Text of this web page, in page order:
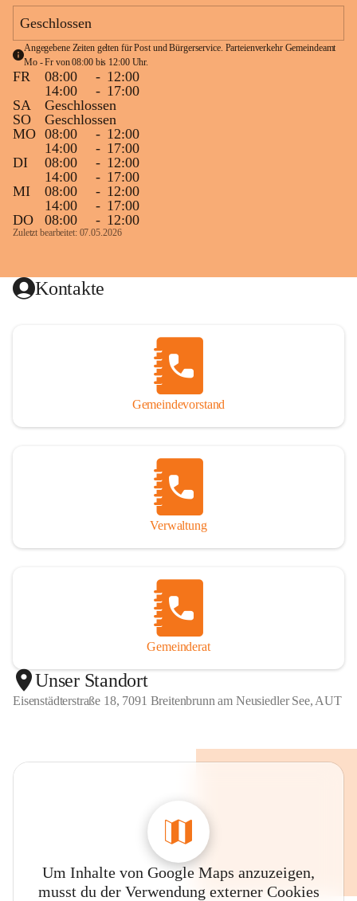
Geschlossen
Angegebene Zeiten gelten für Post und Bürgerservice. Parteienverkehr Gemeindeamt
Mo - Fr von 08:00 bis 12:00 Uhr.
FR 08:00 - 12:00
14:00
- 17:00
SA
Geschlossen
SO
Geschlossen
MO 08:00 - 12:00
14:00
- 17:00
DI
08:00 - 12:00
14:00
- 17:00
MI
08:00 - 12:00
14:00
- 17:00
DO
08:00 - 12:00
Zuletzt bearbeitet: 07.05.2026
Kontakte
Gemeindevorstand
Verwaltung
Gemeinderat
Unser Standort
Eisenstädterstraße 18, 7091 Breitenbrunn am Neusiedler See, AUT
Um Inhalte von Google Maps anzuzeigen,
musst du der Verwendung externer Cookies